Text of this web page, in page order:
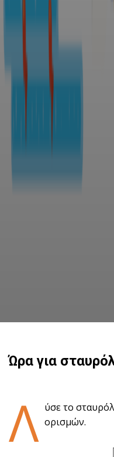
Ώρα για
Λ ύσε το
ορισμών.